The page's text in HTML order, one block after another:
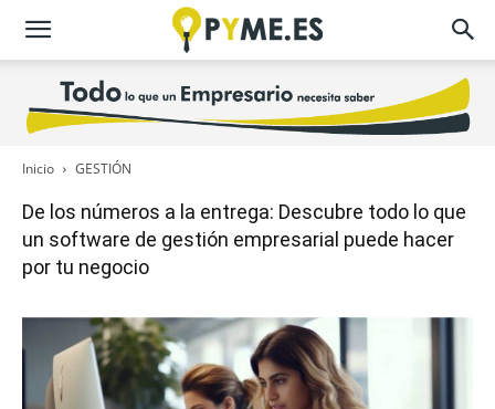
Inicio GESTIÓN
De los números a la entrega: Descubre todo lo que
un software de gestión empresarial puede hacer
por tu negocio